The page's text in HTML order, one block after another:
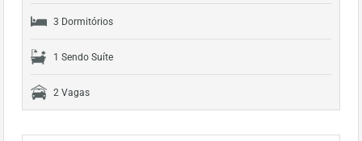
3 Dormitórios
1 Sendo Suíte
2 Vagas